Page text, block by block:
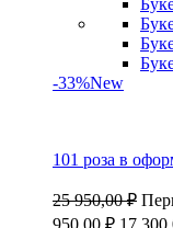
-33%New
101 роза в
25 950,00₽
950,00 ₽. 17